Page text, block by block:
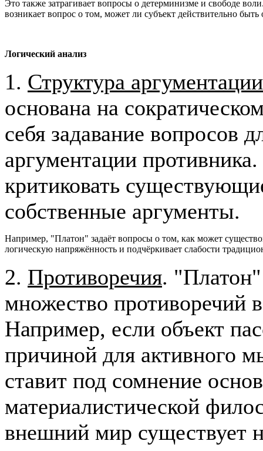
Это также затрагивает вопросы о детерминизме и свободе
возникает вопрос о том, может ли субъект действительно быть
Логический анализ
1. Структура аргументации
основана на
себя задавание вопросов
аргументации
критиковать
собственные аргументы.
Например, "Платон" задаёт вопросы о том, как может
логическую напряжённость и подчёркивает слабости
2. Противоречия.
множество противоречий
Например, если объект
причиной для активного
ставит под сомнение
материалистической
внешний мир существует